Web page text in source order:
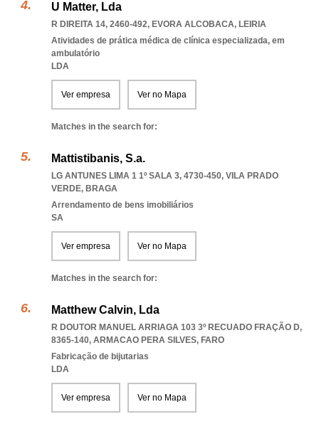
U Matter, Lda
R DIREITA 14, 2460-492, EVORA ALCOBACA, LEIRIA
Atividades de prática médica de clínica especializada, em
ambulatório
LDA
Ver empresa Ver no Mapa
Matches in the search for:
Mattistibanis, S.a.
LG ANTUNES LIMA 1 1º SALA 3, 4730-450, VILA PRADO
VERDE, BRAGA
Arrendamento de bens imobiliários
SA
Ver empresa Ver no Mapa
Matches in the search for:
Matthew Calvin, Lda
R DOUTOR MANUEL ARRIAGA 103 3º RECUADO FRAÇÃO D,
8365-140, ARMACAO PERA SILVES, FARO
Fabricação de bijutarias
LDA
Ver empresa Ver no Mapa